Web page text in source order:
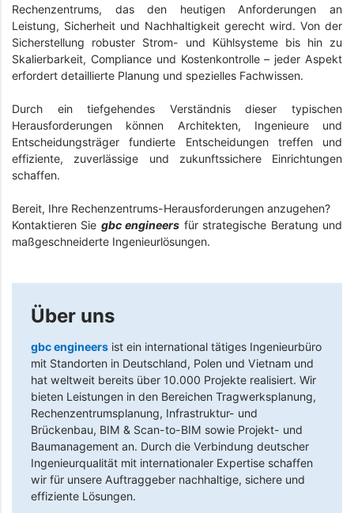
Rechenzentrums, das den heutigen Anforderungen an
Leistung, Sicherheit und Nachhaltigkeit gerecht wird. Von der
Sicherstellung robuster Strom- und Kühlsysteme bis hin zu
Skalierbarkeit, Compliance und Kostenkontrolle – jeder Aspekt
erfordert detaillierte Planung und spezielles Fachwissen.
Durch ein tiefgehendes Verständnis dieser typischen
Herausforderungen können Architekten, Ingenieure und
Entscheidungsträger fundierte Entscheidungen treffen und
effiziente, zuverlässige und zukunftssichere Einrichtungen
schaffen.
Bereit, Ihre Rechenzentrums-Herausforderungen anzugehen?
Kontaktieren Sie gbc engineers für strategische Beratung und
maßgeschneiderte Ingenieurlösungen.
Über uns
gbc engineers ist ein international tätiges Ingenieurbüro
mit Standorten in Deutschland, Polen und Vietnam und
hat weltweit bereits über 10.000 Projekte realisiert. Wir
bieten Leistungen in den Bereichen Tragwerksplanung,
Rechenzentrumsplanung, Infrastruktur- und
Brückenbau, BIM & Scan-to-BIM sowie Projekt- und
Baumanagement an. Durch die Verbindung deutscher
Ingenieurqualität mit internationaler Expertise schaffen
wir für unsere Auftraggeber nachhaltige, sichere und
effiziente Lösungen.